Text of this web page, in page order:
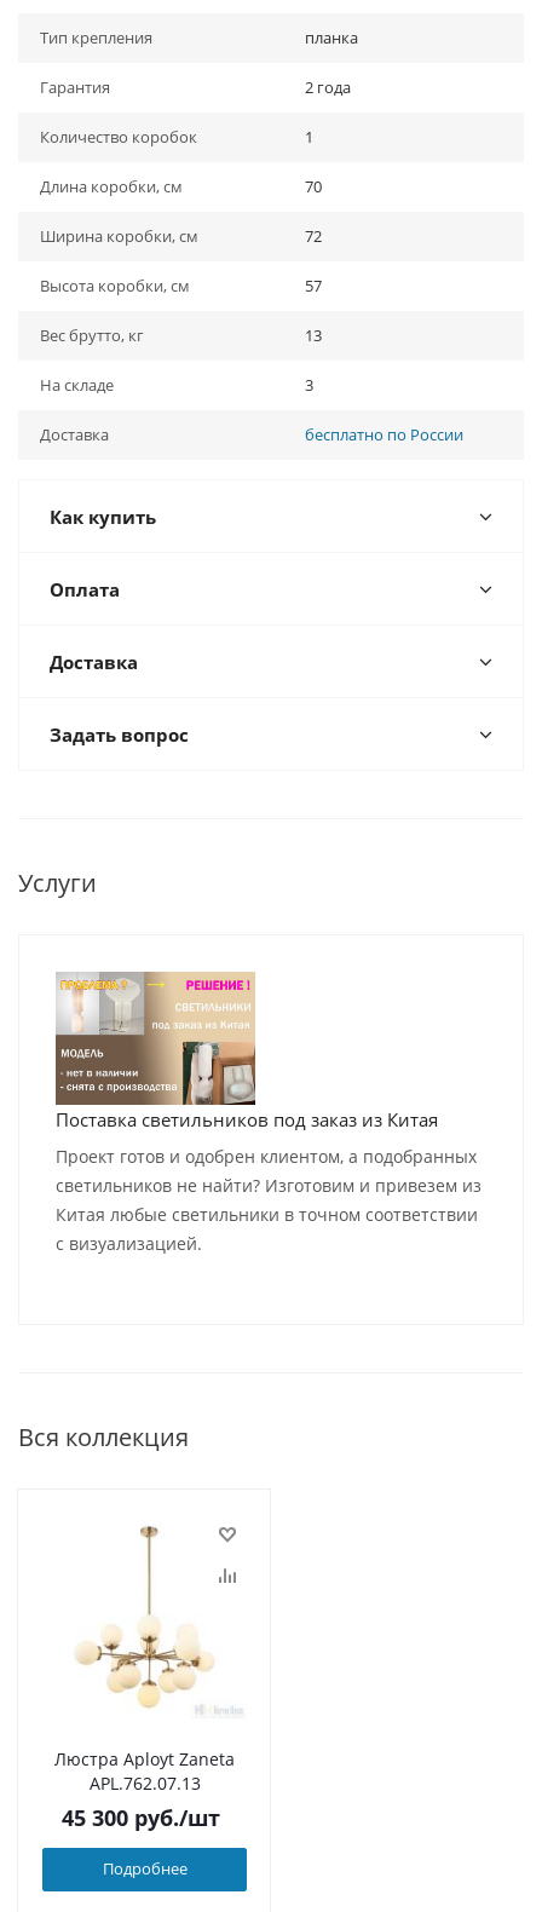
Тип крепления планка
Гарантия 2 года
Количество коробок 1
Длина коробки, см 70
Ширина коробки, см 72
Высота коробки, см 57
Вес брутто, кг 13
На складе 3
Доставка бесплатно по России
Как купить
Оплата
Доставка
Задать вопрос
Услуги
Поставка светильников под заказ из Китая
Проект готов и одобрен клиентом, а подобранных
светильников не найти? Изготовим и привезем из
Китая любые светильники в точном соответствии
с визуализацией.
Вся коллекция
Люстра Aployt Zaneta
APL.762.07.13
45 300руб./шт
Подробнее